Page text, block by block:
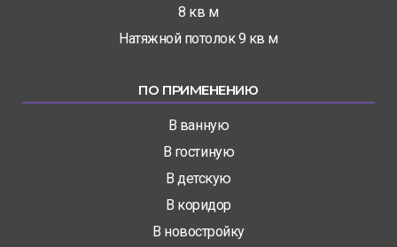
8 кв м
Натяжной потолок 9 кв м
ПО ПРИМЕНЕНИЮ
В ванную
В гостиную
В детскую
В коридор
В новостройку